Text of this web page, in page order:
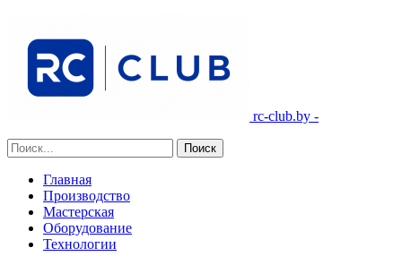
rc-club.by -
Главная
Производство
Мастерская
Оборудование
Технологии